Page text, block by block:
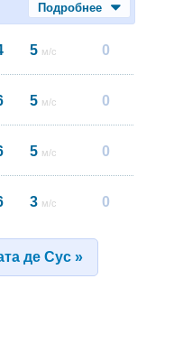
Подробнее
5 м/с 0
5 м/с 0
5 м/с 0
3 м/с 0
де Сус »